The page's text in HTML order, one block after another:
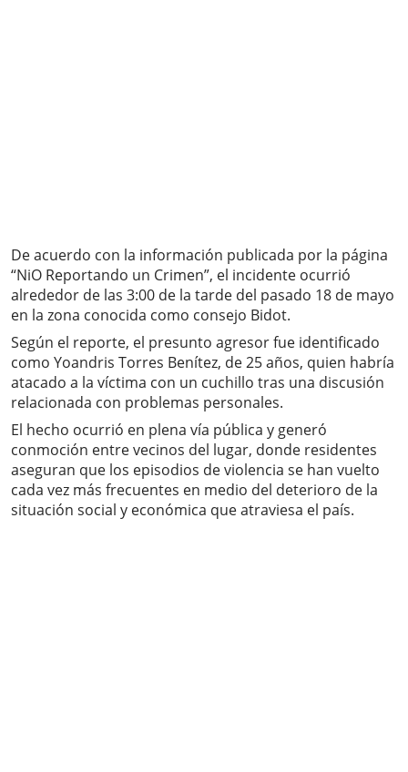
De acuerdo con la información publicada por la página
“NiO Reportando un Crimen”, el incidente ocurrió
alrededor de las 3:00 de la tarde del pasado 18 de mayo
en la zona conocida como consejo Bidot.
Según el reporte, el presunto agresor fue identificado
como Yoandris Torres Benítez, de 25 años, quien habría
atacado a la víctima con un cuchillo tras una discusión
relacionada con problemas personales.
El hecho ocurrió en plena vía pública y generó
conmoción entre vecinos del lugar, donde residentes
aseguran que los episodios de violencia se han vuelto
cada vez más frecuentes en medio del deterioro de la
situación social y económica que atraviesa el país.